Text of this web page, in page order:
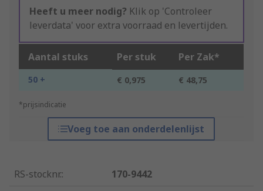
Heeft u meer nodig? Klik op 'Controleer
leverdata' voor extra voorraad en levertijden.
Aantal stuks Per stuk Per Zak*
50 + € 0,975 € 48,75
*prijsindicatie
Voeg toe aan onderdelenlijst
RS-stocknr.:
170-9442